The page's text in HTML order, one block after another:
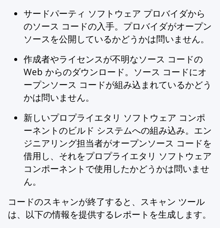
サードパーティ ソフトウェア プロバイダから
のソース コードの入手。プロバイダがオープン
ソースを公開しているかどうかは問いません。
作成者やライセンスが不明なソース コードの
Web からのダウンロード。ソース コードにオ
ープンソース コードが組み込まれているかどう
かは問いません。
新しいプロプライエタリ ソフトウェア コンポ
ーネントのビルド システムへの組み込み。エン
ジニアリング担当者がオープンソース コードを
借用し、それをプロプライエタリ ソフトウェア
コンポーネントで使用したかどうかは問いませ
ん。
コードのスキャンが終了すると、スキャン ツール
は、以下の情報を提供するレポートを生成します。